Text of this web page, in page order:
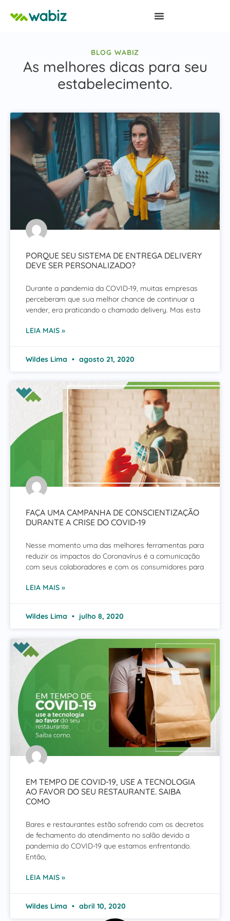
BLOG WABIZ
As melhores dicas para seu
estabelecimento.
PORQUE SEU SISTEMA DE ENTREGA DELIVERY
DEVE SER PERSONALIZADO?
Durante a pandemia da COVID-19, muitas empresas
perceberam que sua melhor chance de continuar a
vender, era praticando o chamado delivery. Mas esta
LEIA MAIS »
Wildes Lima agosto 21, 2020
FAÇA UMA CAMPANHA DE CONSCIENTIZAÇÃO
DURANTE A CRISE DO COVID-19
Nesse momento uma das melhores ferramentas para
reduzir os impactos do Coronavírus é a comunicação
com seus colaboradores e com os consumidores para
LEIA MAIS »
Wildes Lima julho 8, 2020
EM TEMPO DE COVID-19, USE A TECNOLOGIA
AO FAVOR DO SEU RESTAURANTE. SAIBA
COMO
Bares e restaurantes estão sofrendo com os decretos
de fechamento do atendimento no salão devido a
pandemia do COVID-19 que estamos enfrentando.
Então,
LEIA MAIS »
Wildes Lima abril 10, 2020